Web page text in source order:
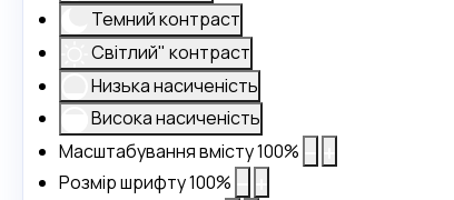
Темний контраст
Світлий" контраст
Низька насиченість
Висока насиченість
Масштабування вмісту100%
Розмір шрифту100%